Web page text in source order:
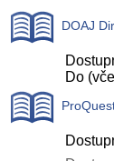
DOAJ
Do